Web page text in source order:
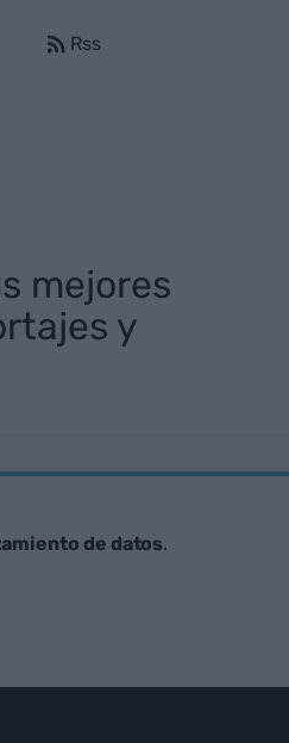
Rss
mejores
y
de datos.